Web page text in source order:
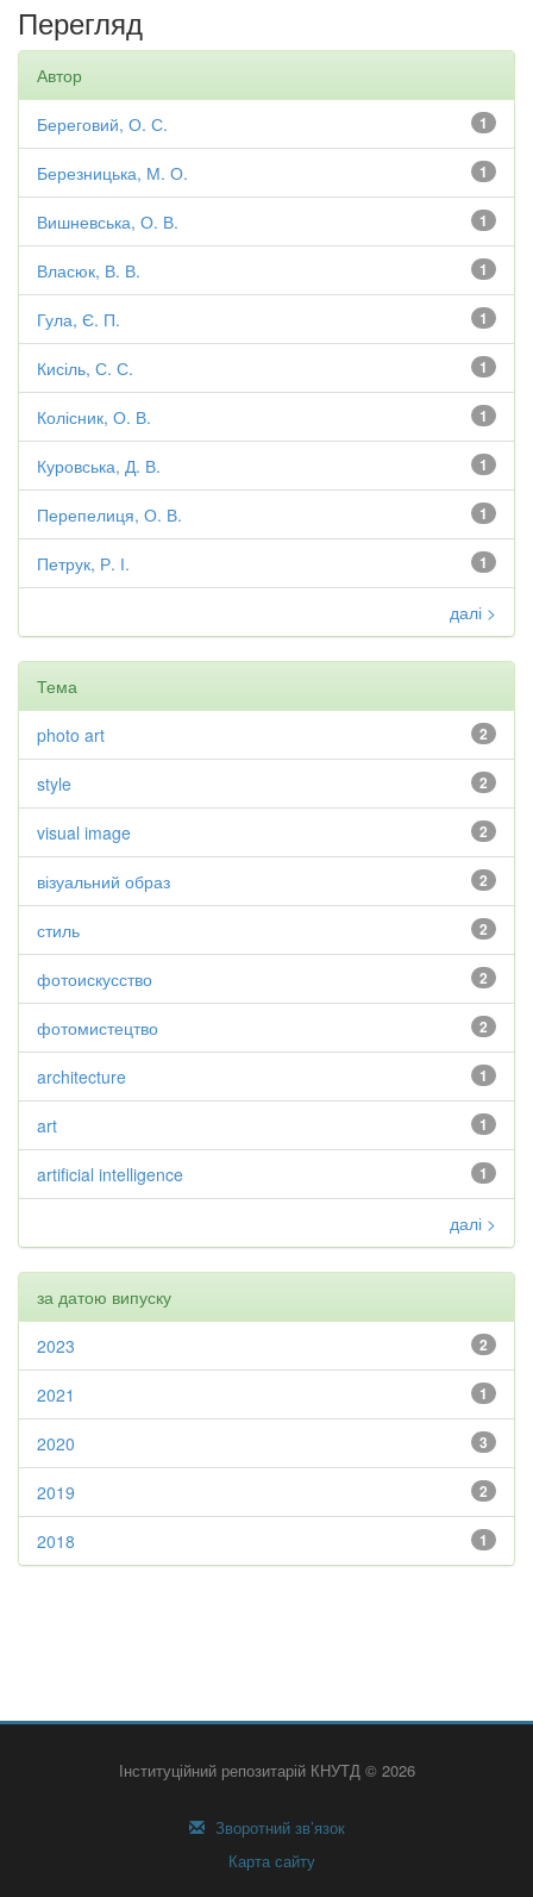
Перегляд
Автор
1
Береговий, О. С.
1
Березницька, М. О.
1
Вишневська, О. В.
1
Власюк, В. В.
1
Гула, Є. П.
1
Кисіль, С. С.
1
Колісник, О. В.
1
Куровська, Д. В.
1
Перепелиця, О. В.
1
Петрук, Р. І.
далі >
Тема
2
photo art
2
style
2
visual image
2
візуальний образ
2
стиль
2
фотоискусство
2
фотомистецтво
1
architecture
1
art
1
artificial intelligence
далі >
за датою випуску
2
2023
1
2021
3
2020
2
2019
1
2018
Інституційний репозитарій КНУТД © 2026
Зворотний зв’язок
Карта сайту